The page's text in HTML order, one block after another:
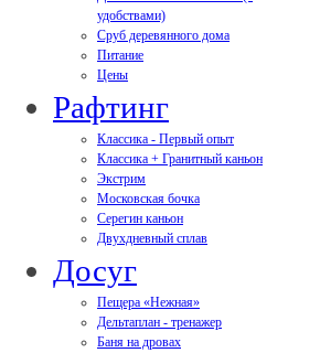
удобствами)
Сруб деревянного дома
Питание
Цены
Рафтинг
Классика - Первый опыт
Классика + Гранитный каньон
Экстрим
Московская бочка
Серегин каньон
Двухдневный сплав
Досуг
Пещера «Нежная»
Дельтаплан - тренажер
Баня на дровах